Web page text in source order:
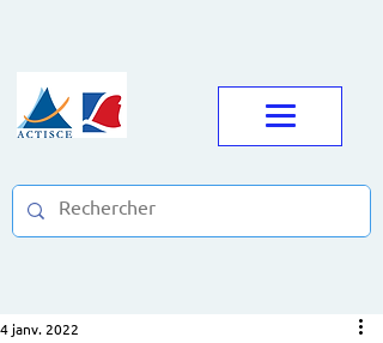
4 janv. 2022